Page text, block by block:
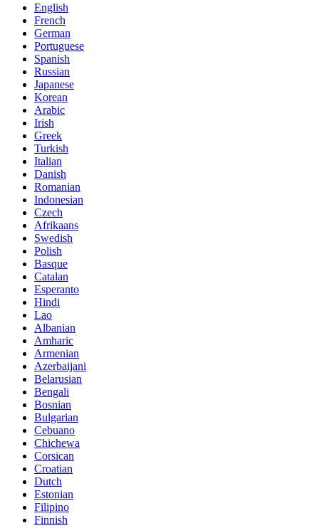
English
French
German
Portuguese
Spanish
Russian
Japanese
Korean
Arabic
Irish
Greek
Turkish
Italian
Danish
Romanian
Indonesian
Czech
Afrikaans
Swedish
Polish
Basque
Catalan
Esperanto
Hindi
Lao
Albanian
Amharic
Armenian
Azerbaijani
Belarusian
Bengali
Bosnian
Bulgarian
Cebuano
Chichewa
Corsican
Croatian
Dutch
Estonian
Filipino
Finnish